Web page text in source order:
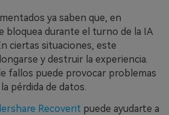
ya saben que, en
bloquea durante el turno de la IA
ciertas situaciones, este
y destruir la experiencia.
fallos puede provocar problemas
pérdida de datos.
Recoverit puede ayudarte a